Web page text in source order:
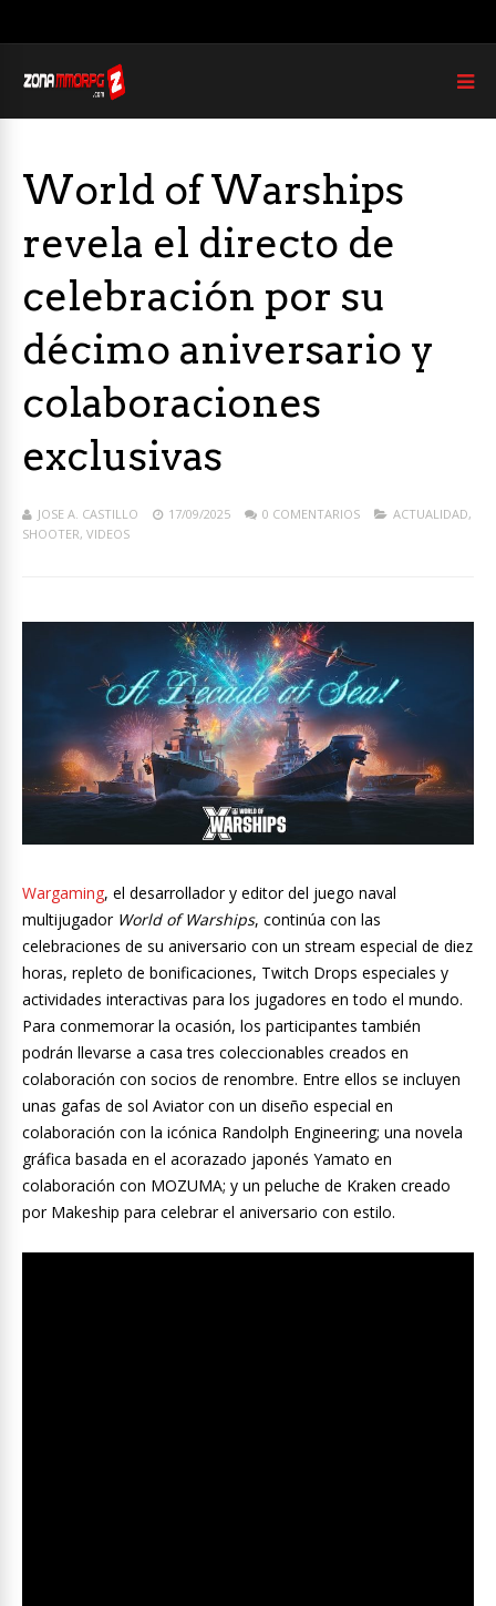
World of Warships
revela el directo de
celebración por su
décimo aniversario y
colaboraciones
exclusivas
JOSE A. CASTILLO 17/09/2025 0 COMENTARIOS ACTUALIDAD,
SHOOTER, VIDEOS
Wargaming, el desarrollador y editor del juego naval
multijugador World of Warships, continúa con las
celebraciones de su aniversario con un stream especial de diez
horas, repleto de bonificaciones, Twitch Drops especiales y
actividades interactivas para los jugadores en todo el mundo.
Para conmemorar la ocasión, los participantes también
podrán llevarse a casa tres coleccionables creados en
colaboración con socios de renombre. Entre ellos se incluyen
unas gafas de sol Aviator con un diseño especial en
colaboración con la icónica Randolph Engineering; una novela
gráfica basada en el acorazado japonés Yamato en
colaboración con MOZUMA; y un peluche de Kraken creado
por Makeship para celebrar el aniversario con estilo.